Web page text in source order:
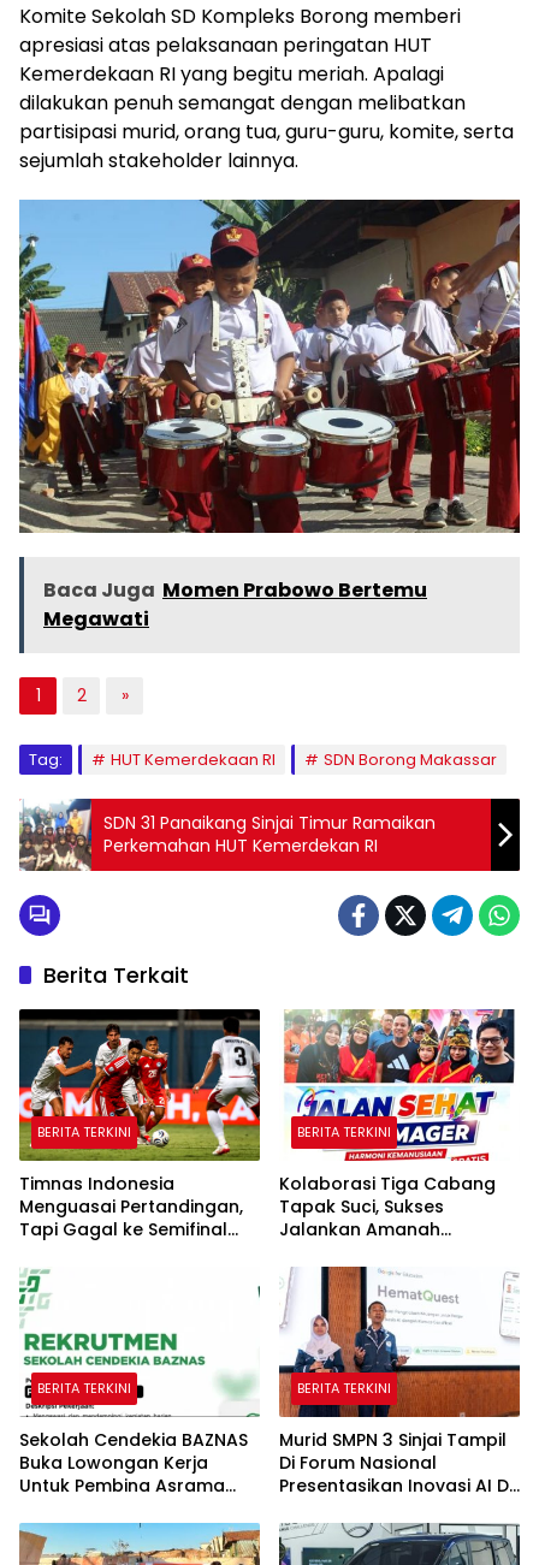
Komite Sekolah SD Kompleks Borong memberi
apresiasi atas pelaksanaan peringatan HUT
Kemerdekaan RI yang begitu meriah. Apalagi
dilakukan penuh semangat dengan melibatkan
partisipasi murid, orang tua, guru-guru, komite, serta
sejumlah stakeholder lainnya.
Baca Juga Momen Prabowo Bertemu
Megawati
1 2 »
Tag: HUT Kemerdekaan RI SDN Borong Makassar
SDN 31 Panaikang Sinjai Timur Ramaikan
Perkemahan HUT Kemerdekan RI
Berita Terkait
BERITA TERKINI
Timnas Indonesia
Menguasai Pertandingan,
Tapi Gagal ke Semifinal
BERITA TERKINI
Kolaborasi Tiga Cabang
Tapak Suci, Sukses
Jalankan Amanah
Gubernur Sulawesi Selatan
BERITA TERKINI
Sekolah Cendekia BAZNAS
Buka Lowongan Kerja
Untuk Pembina Asrama
BERITA TERKINI
Murid SMPN 3 Sinjai Tampil
Di Forum Nasional
Presentasikan Inovasi AI Di